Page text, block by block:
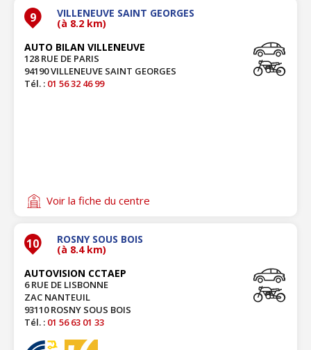
9 VILLENEUVE SAINT GEORGES
(à 8.2 km)
AUTO BILAN VILLENEUVE
128 RUE DE PARIS
94190 VILLENEUVE SAINT GEORGES
Tél. : 01 56 32 46 99
Voir la fiche du centre
10 ROSNY SOUS BOIS
(à 8.4 km)
AUTOVISION CCTAEP
6 RUE DE LISBONNE
ZAC NANTEUIL
93110 ROSNY SOUS BOIS
Tél. : 01 56 63 01 33